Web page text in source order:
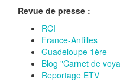
Revue de presse :
RCI
France-Antilles
Guadeloupe 1ère
Blog "Carnet de
Reportage ETV